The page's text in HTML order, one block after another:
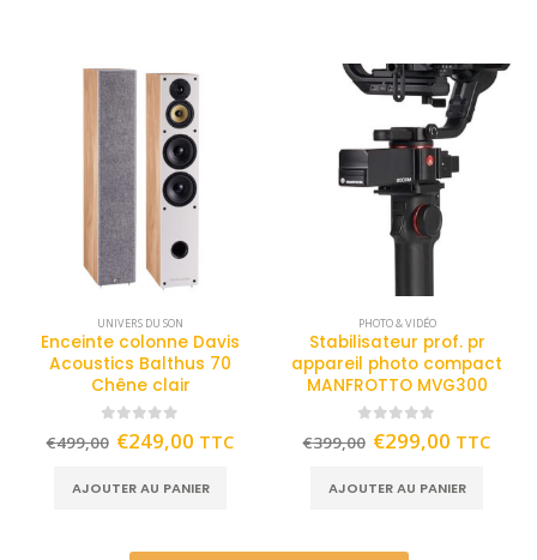
UNIVERS DU SON
Enceinte colonne Davis
Acoustics Balthus 70
Chêne clair
out of 5
€499,00 €249,00 TTC
AJOUTER AU PANIER
PHOTO & VIDÉO
Stabilisateur prof. pr
appareil photo compact
MANFROTTO MVG300
out of 5
€399,00 €299,00 TTC
AJOUTER AU PANIER